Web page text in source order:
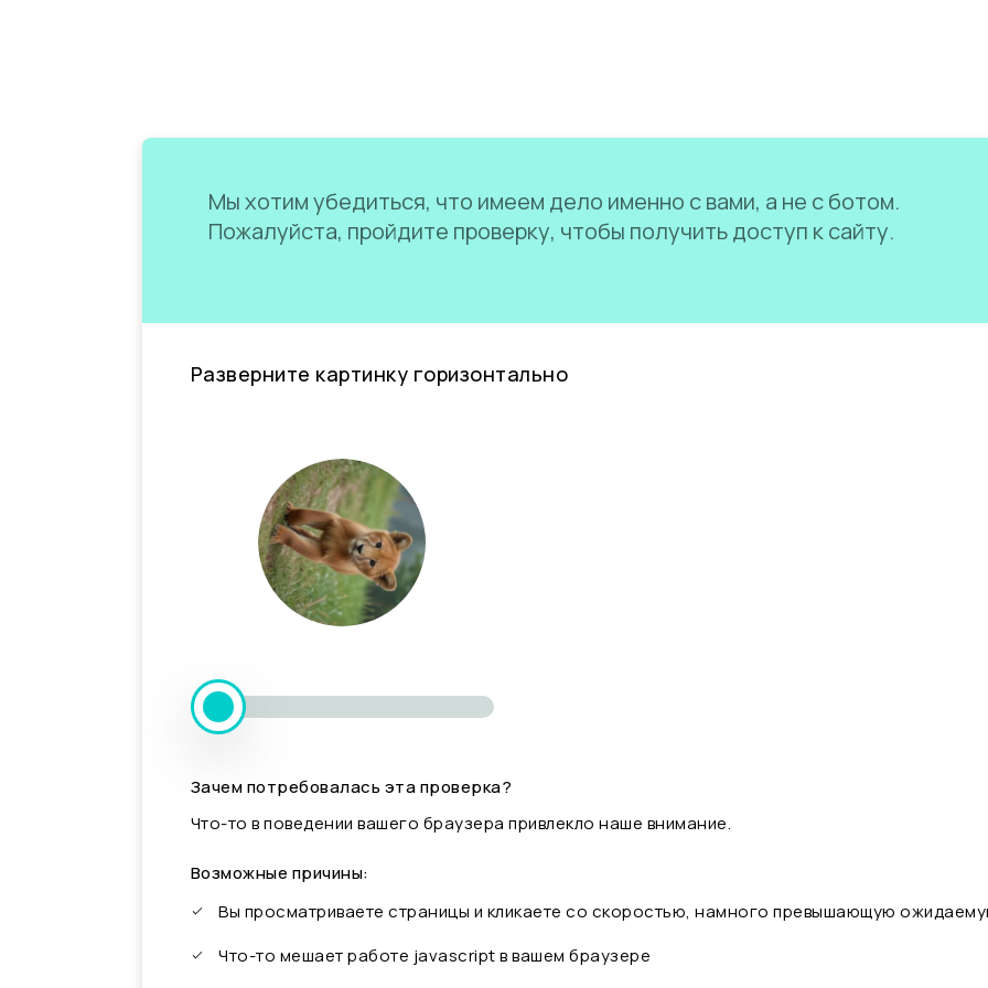
Мы хотим убедиться, что имеем дело именно с вами, а не с ботом.
Пожалуйста, пройдите проверку, чтобы получить доступ к сайту.
Разверните картинку горизонтально
Зачем потребовалась эта проверка?
Что-то в поведении вашего браузера привлекло наше внимание.
Возможные причины:
Вы просматриваете страницы и кликаете со скоростью, намного превышающую
Что-то мешает работе javascript в вашем браузере